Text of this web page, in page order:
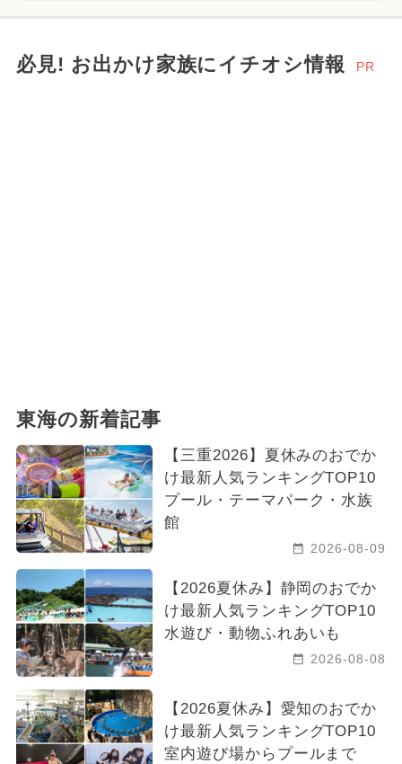
必見! お出かけ家族にイチオシ情報 PR
東海の新着記事
【三重2026】夏休みのおでか
け最新人気ランキングTOP10
プール・テーマパーク・水族
館
2026-08-09
【2026夏休み】静岡のおでか
け最新人気ランキングTOP10
水遊び・動物ふれあいも
2026-08-08
【2026夏休み】愛知のおでか
け最新人気ランキングTOP10
室内遊び場からプールまで